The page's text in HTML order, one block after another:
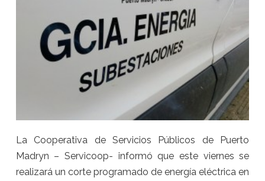
La Cooperativa de Servicios Públicos de Puerto
Madryn – Servicoop- informó que este viernes se
realizará un corte programado de energía eléctrica en